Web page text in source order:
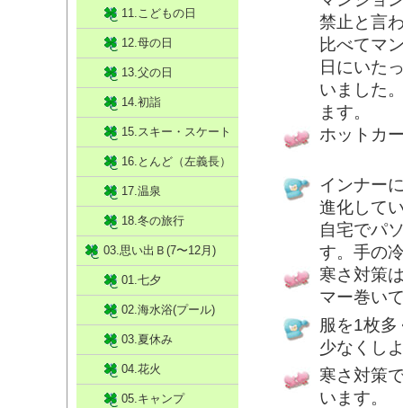
禁止と言
比べてマ
日にいた
いました
ます。
ホットカ
インナー
進化して
自宅でパ
す。手の
寒さ対策
マー巻い
服を1枚
少なくし
寒さ対策
います。
11.こどもの日
12.母の日
13.父の日
14.初詣
15.スキー・スケート
16.とんど（左義長）
17.温泉
18.冬の旅行
03.思い出Ｂ(7〜12月)
01.七夕
02.海水浴(プール)
03.夏休み
04.花火
05.キャンプ